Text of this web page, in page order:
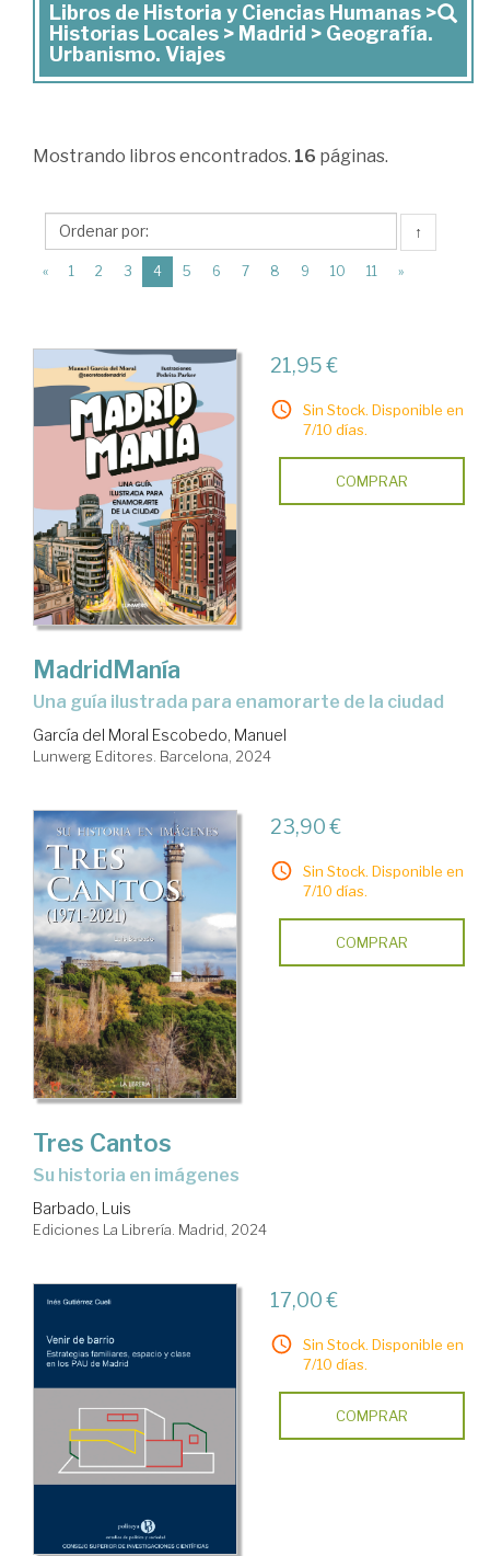
Libros
de
Historia
Ciencias
>
Historias
Madrid
>
Geografía.
Urbanismo.
Viajes
Libros de Historia y Ciencias Humanas >
Historias Locales > Madrid > Geografía.
Urbanismo. Viajes
Mostrando libros encontrados. 16 páginas.
↑
« 1 2 3 4(current)
5 6 7 8 9 10 11 »
21,95 €
Sin Stock. Disponible en
7/10 días.
COMPRAR
MadridManía
una guía ilustrada para enamorarte de la ciudad
García del Moral Escobedo, Manuel
Lunwerg Editores. Barcelona, 2024
23,90 €
Sin Stock. Disponible en
7/10 días.
COMPRAR
Tres Cantos
su historia en imágenes
Barbado, Luis
Ediciones La Librería. Madrid, 2024
17,00 €
Sin Stock. Disponible en
7/10 días.
COMPRAR